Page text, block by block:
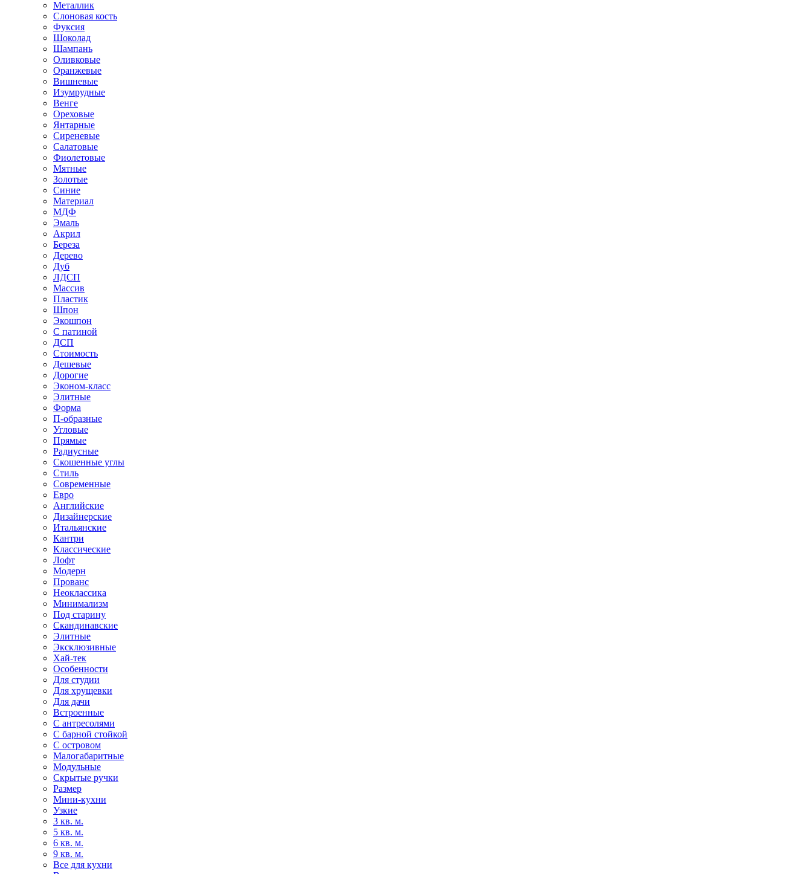
Металлик
Слоновая кость
Фуксия
Шоколад
Шампань
Оливковые
Оранжевые
Вишневые
Изумрудные
Венге
Ореховые
Янтарные
Сиреневые
Салатовые
Фиолетовые
Мятные
Золотые
Синие
Материал
МДФ
Эмаль
Акрил
Береза
Дерево
Дуб
ЛДСП
Массив
Пластик
Шпон
Экошпон
С патиной
ДСП
Стоимость
Дешевые
Дорогие
Эконом-класс
Элитные
Форма
П-образные
Угловые
Прямые
Радиусные
Скошенные углы
Стиль
Современные
Евро
Английские
Дизайнерские
Итальянские
Кантри
Классические
Лофт
Модерн
Прованс
Неоклассика
Минимализм
Под старину
Скандинавские
Элитные
Эксклюзивные
Хай-тек
Особенности
Для студии
Для хрущевки
Для дачи
Встроенные
С антресолями
С барной стойкой
С островом
Малогабаритные
Модульные
Скрытые ручки
Размер
Мини-кухни
Узкие
3 кв. м.
5 кв. м.
6 кв. м.
9 кв. м.
Все для кухни